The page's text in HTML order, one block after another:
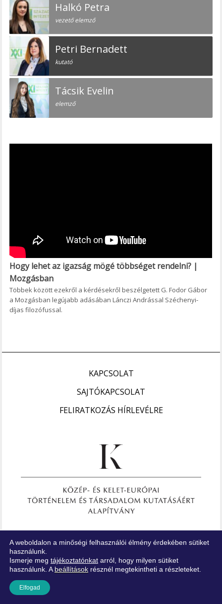
Halkó Petra
vezető elemző
Petri Bernadett
kutató
Tácsik Evelin
elemző
Hogy lehet az igazság mögé többséget rendelni? |
Mozgásban
Többek között ezekről a kérdésekről beszélgetett G. Fodor Gábor
a Mozgásban legújabb adásában Lánczi Andrással Széchenyi-
díjas filozófussal.
KAPCSOLAT
SAJTÓKAPCSOLAT
FELIRATKOZÁS HÍRLEVÉLRE
ARCHÍVUM
KUTATÁSOK
EURÁZSIAI FIGYELŐ
A weboldalon a minőségi felhasználói élmény érdekében sütiket
használunk.
Ismerje meg tájékoztatónkat arról, hogy milyen sütiket
használunk. A beállítások résznél megtekintheti a részleteket.
Elfogad